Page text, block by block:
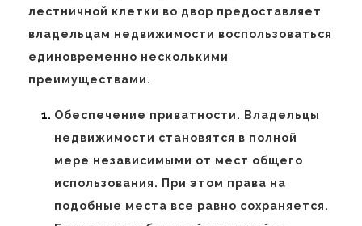
лестничной клетки во двор предоставляет
владельцам недвижимости воспользоваться
единовременно несколькими
преимуществами.
Обеспечение приватности. Владельцы
недвижимости становятся в полной
мере независимыми от мест общего
использования. При этом права на
подобные места все равно сохраняется.